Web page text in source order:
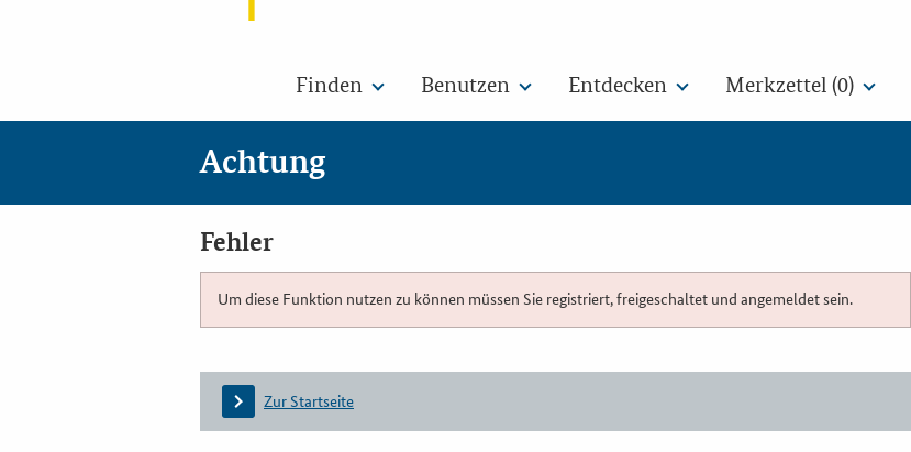
Finden Benutzen Entdecken Merkzettel (0)
Achtung
Fehler
Um diese Funktion nutzen zu können müssen Sie registriert, freigeschaltet und angemeldet sein.
Zur Startseite